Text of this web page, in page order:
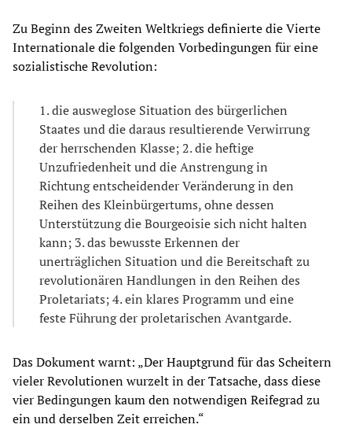
Zu Beginn des Zweiten Weltkriegs definierte die Vierte
Internationale die folgenden Vorbedingungen für eine
sozialistische Revolution:
1. die ausweglose Situation des bürgerlichen
Staates und die daraus resultierende Verwirrung
der herrschenden Klasse; 2. die heftige
Unzufriedenheit und die Anstrengung in
Richtung entscheidender Veränderung in den
Reihen des Kleinbürgertums, ohne dessen
Unterstützung die Bourgeoisie sich nicht halten
kann; 3. das bewusste Erkennen der
unerträglichen Situation und die Bereitschaft zu
revolutionären Handlungen in den Reihen des
Proletariats; 4. ein klares Programm und eine
feste Führung der proletarischen Avantgarde.
Das Dokument warnt: „Der Hauptgrund für das Scheitern
vieler Revolutionen wurzelt in der Tatsache, dass diese
vier Bedingungen kaum den notwendigen Reifegrad zu
ein und derselben Zeit erreichen.“